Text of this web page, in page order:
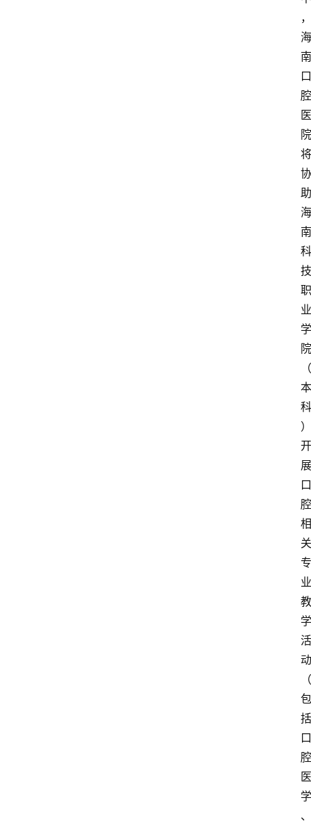
，
海
南
口
腔
医
院
将
协
助
海
南
科
技
职
业
学
院
（
本
科
）
开
展
口
腔
相
关
专
业
教
学
活
动
（
包
括
口
腔
医
学
、